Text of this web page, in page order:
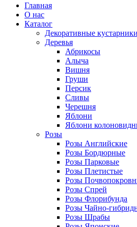
Главная
О нас
Каталог
Декоративные кустарники
Деревья
Абрикосы
Алыча
Вишня
Груши
Персик
Сливы
Черешня
Яблони
Яблони
Розы
Розы Английские
Розы Бордюрные
Розы Парковые
Розы Плетистые
Розы
Розы Спрей
Розы Флорибунда
Розы Чайно-
Розы Шрабы